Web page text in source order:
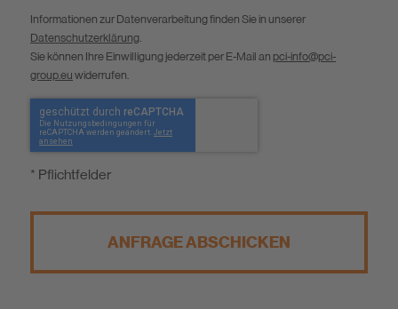
Informationen zur Datenverarbeitung finden Sie in unserer
Datenschutzerklärung.
Sie können Ihre Einwilligung jederzeit per E-Mail an pci-info@pci-
group.eu widerrufen.
* Pflichtfelder
ANFRAGE ABSCHICKEN